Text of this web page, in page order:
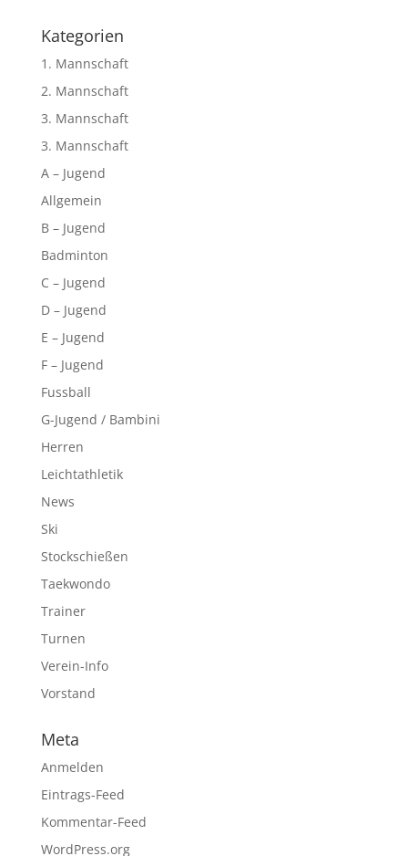
Kategorien
1. Mannschaft
2. Mannschaft
3. Mannschaft
3. Mannschaft
A – Jugend
Allgemein
B – Jugend
Badminton
C – Jugend
D – Jugend
E – Jugend
F – Jugend
Fussball
G-Jugend / Bambini
Herren
Leichtathletik
News
Ski
Stockschießen
Taekwondo
Trainer
Turnen
Verein-Info
Vorstand
Meta
Anmelden
Eintrags-Feed
Kommentar-Feed
WordPress.org